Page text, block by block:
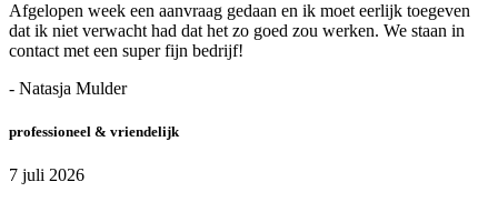
Afgelopen week een aanvraag gedaan en ik moet eerlijk toegeven
dat ik niet verwacht had dat het zo goed zou werken. We staan in
contact met een super fijn bedrijf!
- Natasja Mulder
professioneel & vriendelijk
7 juli 2026